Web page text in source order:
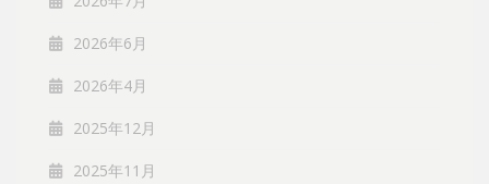
2026年6月
2026年4月
2025年12月
2025年11月